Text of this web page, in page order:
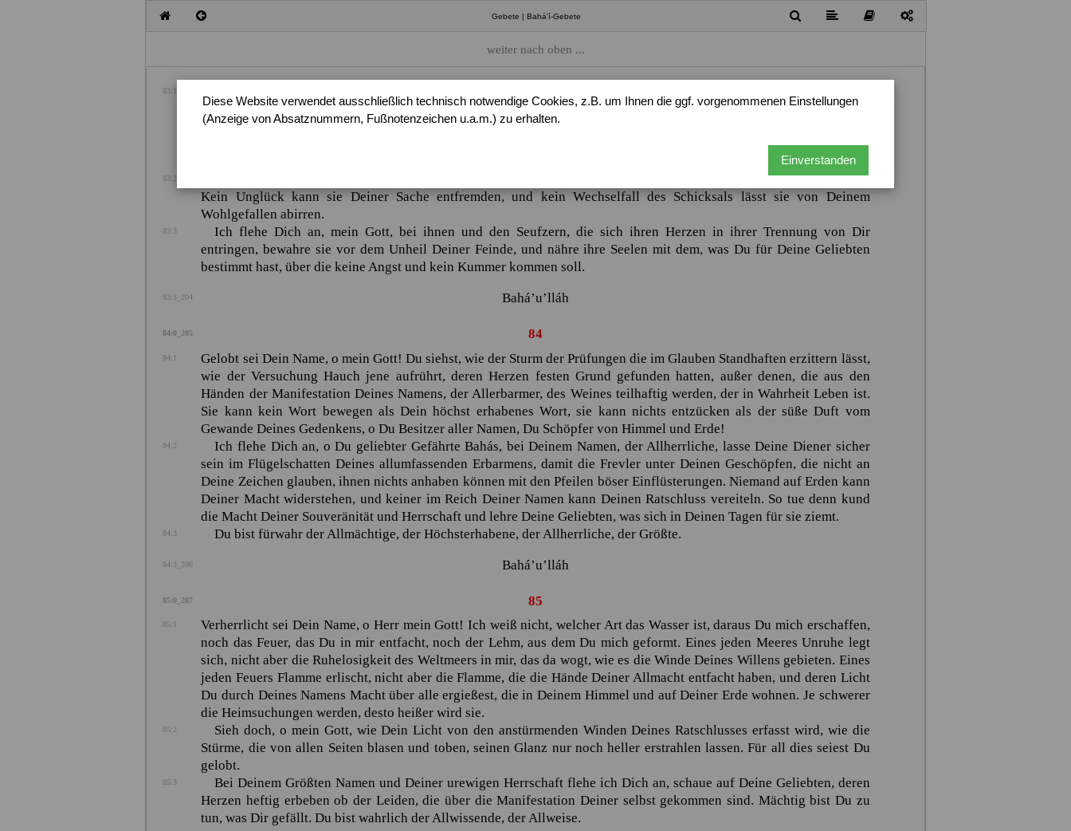
Diese Website verwendet ausschließlich technisch notwendige Cookies, z.B. um Ihnen die ggf. vorgenommenen Einstellungen
(Anzeige von Absatznummern, Fußnotenzeichen u.a.m.) zu erhalten.
Einverstanden
Gebete | Bahá’í-Gebete
weiter nach oben ...
83:1
und jedes scharfsichtige Auge erkennt die Größe Deiner Majestät und die bezwingende Kraft Deiner Macht. Die
Winde der Prüfungen können niemanden, der sich Deiner Nähe erfreut, daran hindern, sein Angesicht dem Horizont
Deiner Herrlichkeit zuzuwenden, und die Stürme der Heimsuchung vermögen die Deinem Willen völlig Ergebenen
83:2
Mich dünkt, die Fackel Deiner Liebe brennt in ihren Herzen, und das Licht Deiner Güte ist in ihrer Brust entzündet.
Kein Unglück kann sie Deiner Sache entfremden, und kein Wechselfall des Schicksals lässt sie von Deinem
Wohlgefallen abirren.
83:3
Ich flehe Dich an, mein Gott, bei ihnen und den Seufzern, die sich ihren Herzen in ihrer Trennung von Dir
entringen, bewahre sie vor dem Unheil Deiner Feinde, und nähre ihre Seelen mit dem, was Du für Deine Geliebten
bestimmt hast, über die keine Angst und kein Kummer kommen soll.
83:3_204 Bahá’u’lláh
84:0_205 84
84:1
Gelobt sei Dein Name, o mein Gott! Du siehst, wie der Sturm der Prüfungen die im Glauben Standhaften erzittern lässt,
wie der Versuchung Hauch jene aufrührt, deren Herzen festen Grund gefunden hatten, außer denen, die aus den
Händen der Manifestation Deines Namens, der Allerbarmer, des Weines teilhaftig werden, der in Wahrheit Leben ist.
Sie kann kein Wort bewegen als Dein höchst erhabenes Wort, sie kann nichts entzücken als der süße Duft vom
Gewande Deines Gedenkens, o Du Besitzer aller Namen, Du Schöpfer von Himmel und Erde!
84:2 Ich flehe Dich an, o Du geliebter GefährteBahás, bei Deinem Namen, der Allherrliche, lasse Deine Diener sicher
sein im Flügelschatten Deines allumfassenden Erbarmens, damit die Frevler unter Deinen Geschöpfen, die nicht an
Deine Zeichen glauben, ihnen nichts anhaben können mit den Pfeilen böser Einflüsterungen. Niemand auf Erden kann
Deiner Macht widerstehen, und keiner im Reich Deiner Namen kann Deinen Ratschluss vereiteln. So tue denn kund
die Macht Deiner Souveränität und Herrschaft und lehre Deine Geliebten, was sich in Deinen Tagen für sie ziemt.
84:3 Du bist fürwahr der Allmächtige, der Höchsterhabene, der Allherrliche, der Größte.
84:3_206 Bahá’u’lláh
85:0_207 85
85:1
Verherrlicht sei Dein Name, o Herr mein Gott! Ich weiß nicht, welcher Art das Wasser ist, daraus Du mich erschaffen,
noch das Feuer, das Du in mir entfacht, noch der Lehm, aus dem Du mich geformt. Eines jeden Meeres Unruhe legt
sich, nicht aber die Ruhelosigkeit des Weltmeers in mir, das da wogt, wie es die Winde Deines Willens gebieten. Eines
jeden Feuers Flamme erlischt, nicht aber die Flamme, die die Hände Deiner Allmacht entfacht haben, und deren Licht
Du durch Deines Namens Macht über alle ergießest, die in Deinem Himmel und auf Deiner Erde wohnen. Je schwerer
die Heimsuchungen werden, desto heißer wird sie.
85:2
Sieh doch, o mein Gott, wie Dein Licht von den anstürmenden Winden Deines Ratschlusses erfasst wird, wie die
Stürme, die von allen Seiten blasen und toben, seinen Glanz nur noch heller erstrahlen lassen. Für all dies seiest Du
gelobt.
85:3
Bei Deinem Größten Namen und Deiner urewigen Herrschaft flehe ich Dich an, schaue auf Deine Geliebten, deren
Herzen heftig erbeben ob der Leiden, die über die Manifestation Deiner selbst gekommen sind. Mächtig bist Du zu
tun, was Dir gefällt. Du bist wahrlich der Allwissende, der Allweise.